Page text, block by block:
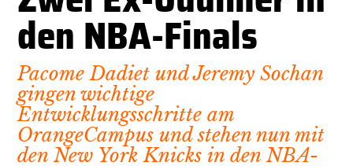
den NBA-Finals
Pacome Dadiet und Jeremy Sochan
gingen wichtige
Entwicklungsschritte am
OrangeCampus und stehen nun mit
den New York Knicks in den NBA-